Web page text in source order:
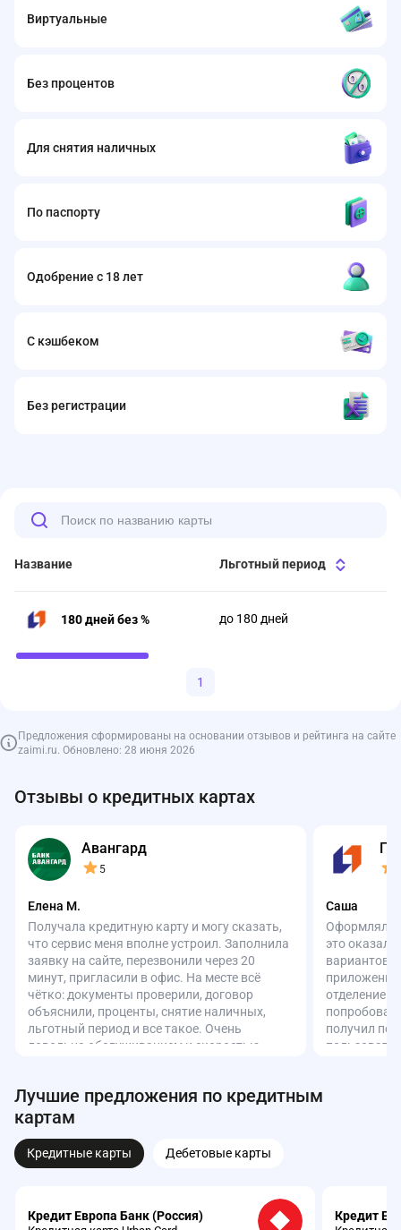
Виртуальные
Без процентов
Для снятия наличных
По паспорту
Одобрение с 18 лет
С кэшбеком
Без регистрации
Название Льготный период
180 дней без % до 180 дней
1
Предложения сформированы на основании отзывов и рейтинга на сайте
zaimi.ru. Обновлено: 28 июня 2026
Отзывы о кредитных картах
Авангард
5
Елена М.
Получала кредитную карту и могу сказать,
что сервис меня вполне устроил. Заполнила
заявку на сайте, перезвонили через 20
минут, пригласили в офис. На месте всё
чётко: документы проверили, договор
объяснили, проценты, снятие наличных,
льготный период и все такое. Очень
довольна обслуживанием и скоростью.
Саша
Оформлял
это
вариантов
приложение
отделение.
получил
Лучшие предложения по кредитным
картам
Кредитные карты Дебетовые карты
Кредит Европа Банк (Россия) Кредит